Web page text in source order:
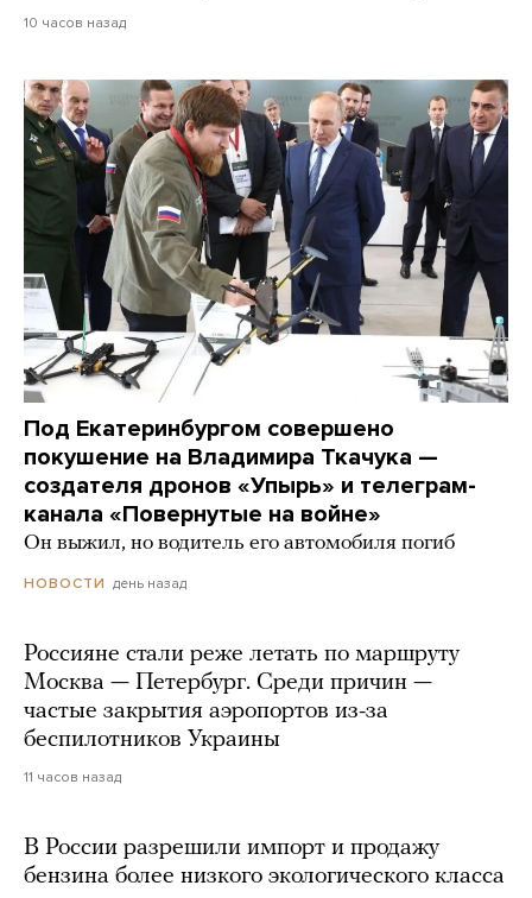
10 часов назад
Под Екатеринбургом совершено
покушение на Владимира Ткачука —
создателя дронов «Упырь» и телеграм-
канала «Повернутые на войне»
Он выжил, но водитель его автомобиля погиб
НОВОСТИ день назад
Россияне стали реже летать по маршруту
Москва — Петербург. Среди причин —
частые закрытия аэропортов из-за
беспилотников Украины
11 часов назад
В России разрешили импорт и продажу
бензина более низкого экологического класса